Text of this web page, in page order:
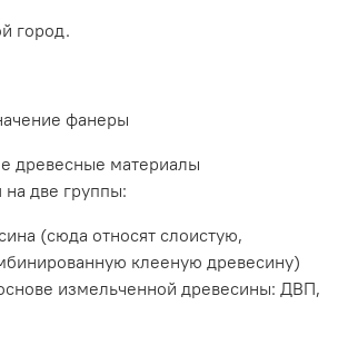
город.
фанеры
древесные материалы
две группы:
(сюда относят слоистую,
клееную древесину)
измельченной древесины: ДВП,